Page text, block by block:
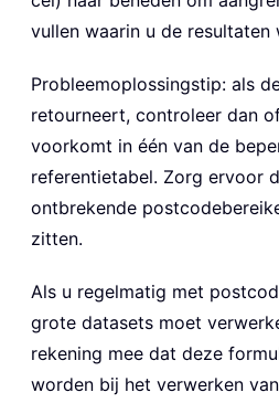
vullen waarin u de resultaten
Probleemoplossingstip: als
retourneert, controleer dan
voorkomt in één van de
referentietabel. Zorg ervoor
ontbrekende
zitten.
Als u regelmatig met
grote datasets moet
rekening mee dat deze
worden bij het verwerken